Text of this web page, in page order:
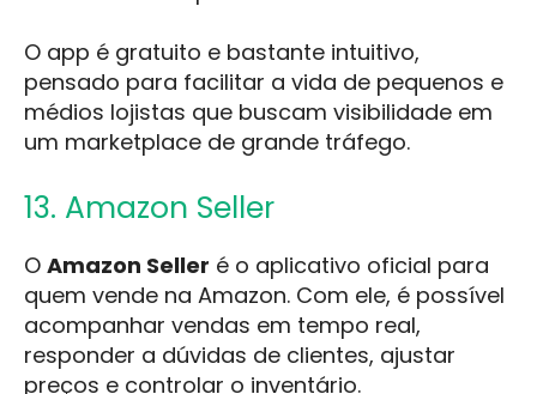
O app é gratuito e bastante intuitivo,
pensado para facilitar a vida de pequenos e
médios lojistas que buscam visibilidade em
um marketplace de grande tráfego.
13. Amazon Seller
O Amazon Seller é o aplicativo oficial para
quem vende na Amazon. Com ele, é possível
acompanhar vendas em tempo real,
responder a dúvidas de clientes, ajustar
preços e controlar o inventário.